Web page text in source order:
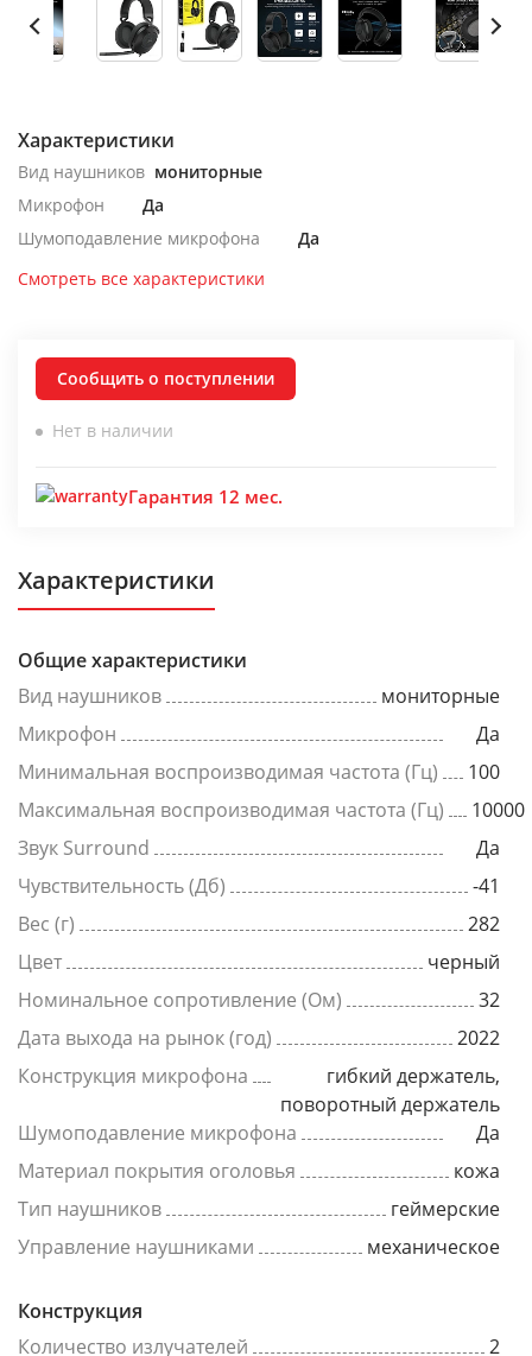
Характеристики
Вид наушников мониторные
Микрофон
Да
Шумоподавление микрофона
Да
Смотреть все характеристики
Сообщить о поступлении
Нет в наличии
Гарантия 12 мес.
Характеристики
Общие характеристики
Вид наушников
мониторные
Микрофон
Да
Минимальная воспроизводимая частота (Гц)
100
Максимальная воспроизводимая частота (Гц)
10000
Звук Surround
Да
Чувствительность (Дб)
-41
Вес (г)
282
Цвет
черный
Номинальное сопротивление (Ом)
32
Дата выхода на рынок (год)
2022
Конструкция микрофона
гибкий держатель,
поворотный держатель
Шумоподавление микрофона
Да
Материал покрытия оголовья
кожа
Тип наушников
геймерские
Управление наушниками
механическое
Конструкция
Количество излучателей
2